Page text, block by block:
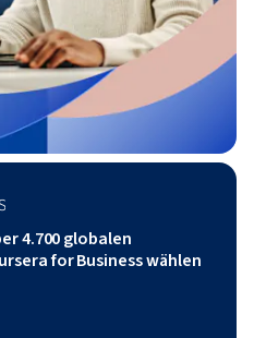
4.700 globalen
for Business wählen